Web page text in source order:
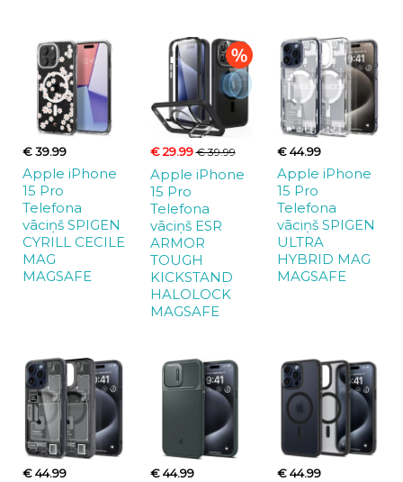
€ 39.99
Apple iPhone
15 Pro
Telefona
vāciņš SPIGEN
CYRILL CECILE
MAG
MAGSAFE
€ 29.99€ 39.99
Apple iPhone
15 Pro
Telefona
vāciņš ESR
ARMOR
TOUGH
KICKSTAND
HALOLOCK
MAGSAFE
€ 44.99
Apple iPhone
15 Pro
Telefona
vāciņš SPIGEN
ULTRA
HYBRID MAG
MAGSAFE
€ 44.99 € 44.99 € 44.99